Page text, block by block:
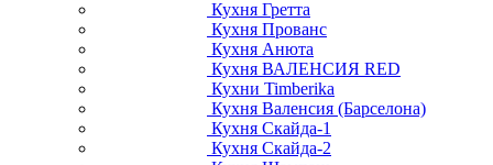
Кухня Гретта
Кухня Прованс
Кухня Анюта
Кухня ВАЛЕНСИЯ RED
Кухни Timberika
Кухня Валенсия (Барселона)
Кухня Скайда-1
Кухня Скайда-2